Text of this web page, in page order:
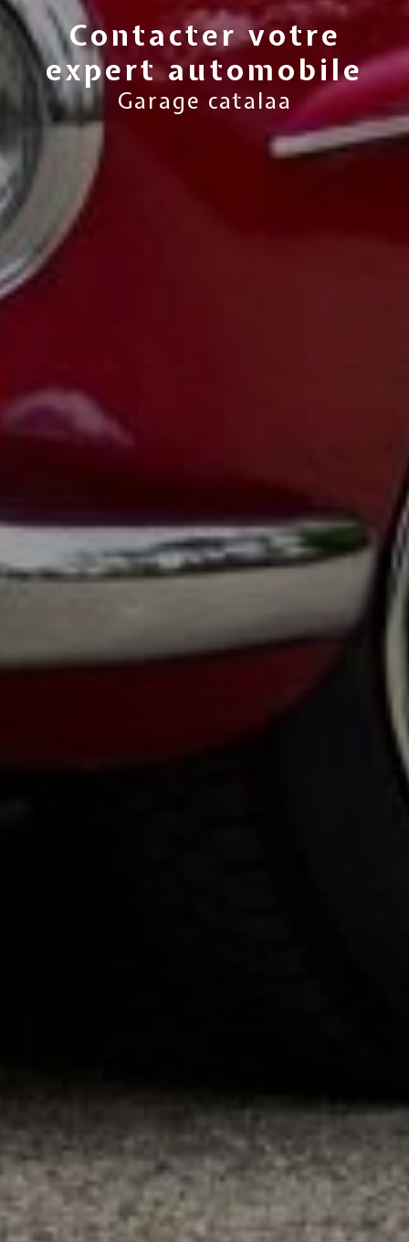
Contacter votre
expert automobile
Garage catalaa